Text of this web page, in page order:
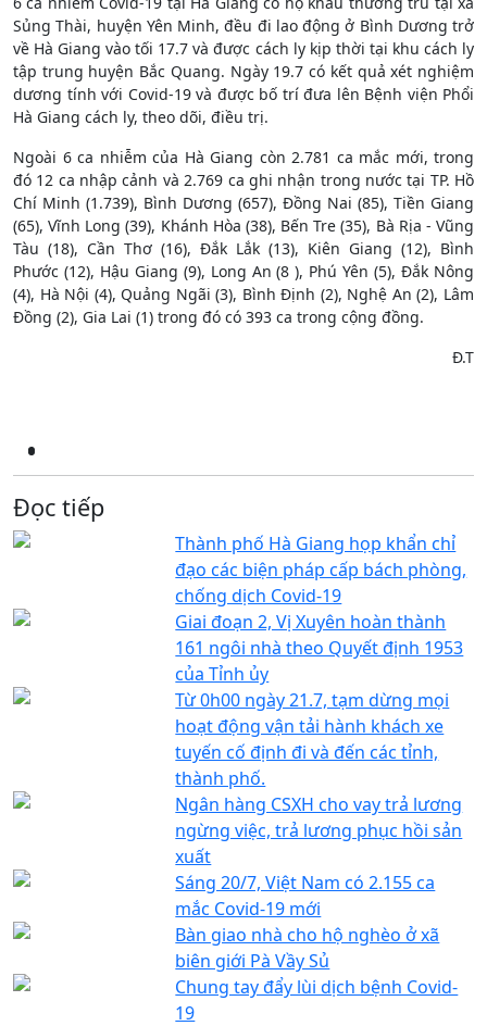
Sủng Thài, huyện Yên Minh, đều đi lao động ở Bình Dương trở
về Hà Giang vào tối 17.7 và được cách ly kịp thời tại khu cách ly
tập trung huyện Bắc Quang. Ngày 19.7 có kết quả xét nghiệm
dương tính với Covid-19 và được bố trí đưa lên Bệnh viện Phổi
Hà Giang cách ly, theo dõi, điều trị.
Ngoài 6 ca nhiễm của Hà Giang còn 2.781 ca mắc mới, trong
đó 12 ca nhập cảnh và 2.769 ca ghi nhận trong nước tại TP. Hồ
Chí Minh (1.739), Bình Dương (657), Đồng Nai (85), Tiền Giang
(65), Vĩnh Long (39), Khánh Hòa (38), Bến Tre (35), Bà Rịa - Vũng
Tàu (18), Cần Thơ (16), Đắk Lắk (13), Kiên Giang (12), Bình
Phước (12), Hậu Giang (9), Long An (8 ), Phú Yên (5), Đắk Nông
(4), Hà Nội (4), Quảng Ngãi (3), Bình Định (2), Nghệ An (2), Lâm
Đồng (2), Gia Lai (1) trong đó có 393 ca trong cộng đồng.
Đ.T
Đọc tiếp
Thành phố Hà Giang họp khẩn chỉ
đạo các biện pháp cấp bách phòng,
chống dịch Covid-19
Giai đoạn 2, Vị Xuyên hoàn thành
161 ngôi nhà theo Quyết định 1953
của Tỉnh ủy
Từ 0h00 ngày 21.7, tạm dừng mọi
hoạt động vận tải hành khách xe
tuyến cố định đi và đến các tỉnh,
thành phố.
Ngân hàng CSXH cho vay trả lương
ngừng việc, trả lương phục hồi sản
xuất
Sáng 20/7, Việt Nam có 2.155 ca
mắc Covid-19 mới
Bàn giao nhà cho hộ nghèo ở xã
biên giới Pà Vầy Sủ
Chung tay đẩy lùi dịch bệnh Covid-
19